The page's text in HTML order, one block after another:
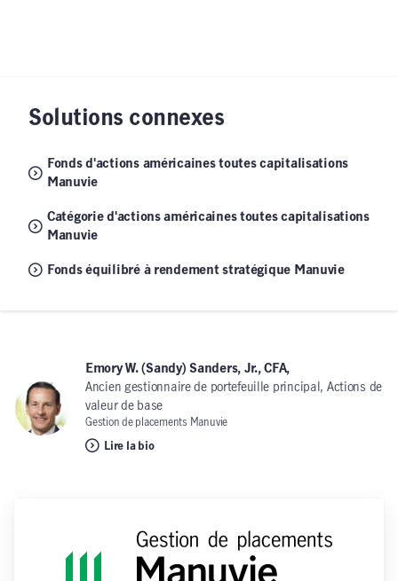
Solutions connexes
Fonds d'actions américaines toutes capitalisations
Manuvie
Catégorie d'actions américaines toutes capitalisations
Manuvie
Fonds équilibré à rendement stratégique Manuvie
Emory W. (Sandy) Sanders, Jr., CFA,
Ancien gestionnaire de portefeuille principal, Actions de
valeur de base
Gestion de placements Manuvie
Lire la bio